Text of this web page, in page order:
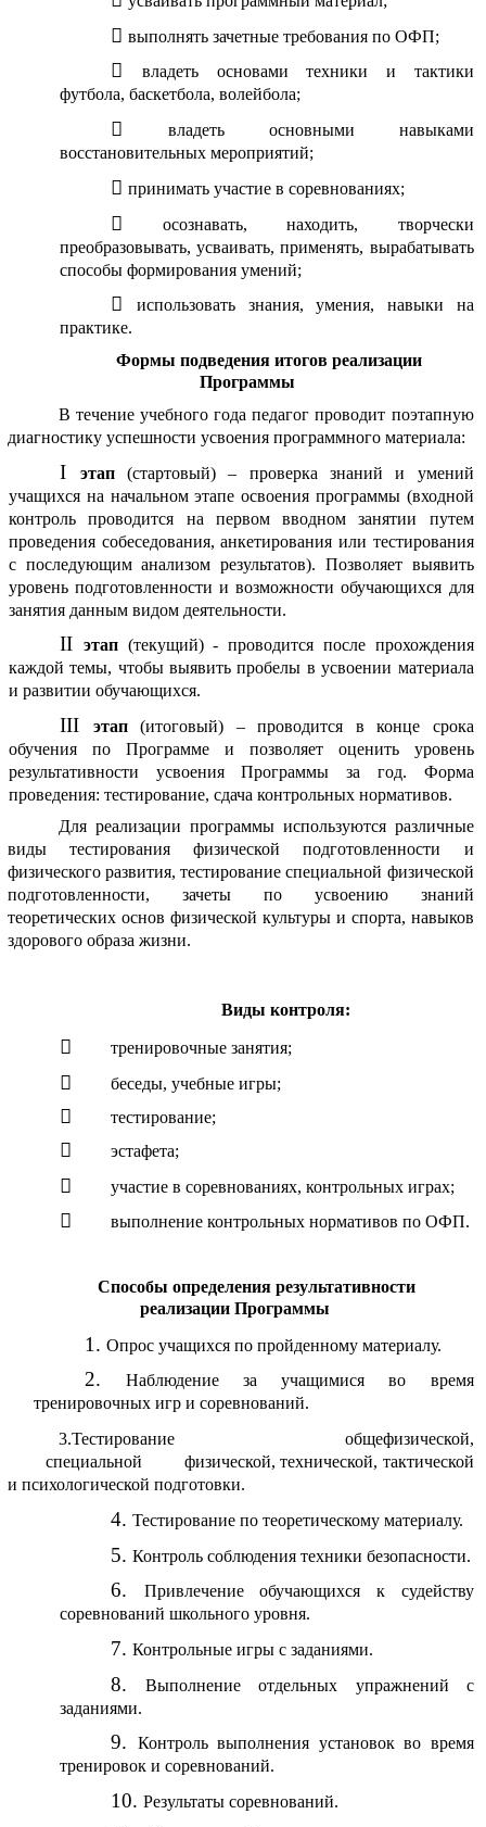
выполнять зачетные требования по ОФП;
владеть основами техники и тактики
футбола, баскетбола, волейбола;
владеть основными навыками
восстановительных мероприятий;
принимать участие в соревнованиях;
осознавать, находить, творчески
преобразовывать, усваивать, применять, вырабатывать
способы формирования умений;
использовать знания, умения, навыки на
практике.
Формы подведения итогов реализации
Программы
В течение учебного года педагог проводит поэтапную
диагностику успешности усвоения программного материала:
этап(стартовый) – проверка знаний и умений
учащихся на начальном этапе освоения программы (входной
контроль проводится на первом вводном занятии путем
проведения собеседования, анкетирования или тестирования
с последующим анализом результатов). Позволяет выявить
уровень подготовленности и возможности обучающихся для
занятия данным видом деятельности.
этап (текущий) - проводится после прохождения
каждой темы, чтобы выявить пробелы в усвоении материала
и развитии обучающихся.
этап(итоговый) – проводится в конце срока
обучения по Программе и позволяет оценить уровень
результативности усвоения Программы за год. Форма
проведения: тестирование, сдача контрольных нормативов.
Для реализации программы используются различные
виды тестирования физической подготовленности и
физического развития, тестирование специальной физической
подготовленности, зачеты по усвоению знаний
теоретических основ физической культуры и спорта, навыков
здорового образа жизни.
Виды контроля:
тренировочные занятия;
беседы, учебные игры;
тестирование;
эстафета;
участие в соревнованиях, контрольных играх;
выполнение контрольных нормативов по ОФП.
Способы определения результативности
реализации Программы
Опрос учащихся по пройденному материалу.
Наблюдение за учащимися во время
тренировочных игр и соревнований.
3.Тестирование общефизической,
специальной физической, технической, тактической
и психологической подготовки.
Тестирование по теоретическому материалу.
Контроль соблюдения техники безопасности.
Привлечение обучающихся к судейству
соревнований школьного уровня.
Контрольные игры с заданиями.
Выполнение отдельных упражнений с
заданиями.
Контроль выполнения установок во время
тренировок и соревнований.
Результаты соревнований.